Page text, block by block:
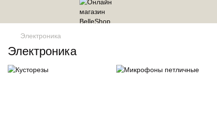
Электроника
Электроника